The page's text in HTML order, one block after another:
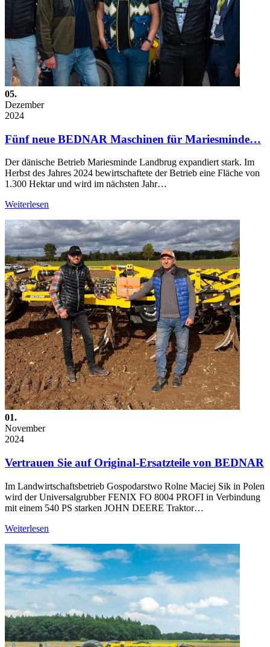
05.
Dezember
2024
Fünf neue BEDNAR Maschinen für Mariesminde…
Der dänische Betrieb Mariesminde Landbrug expandiert stark. Im
Herbst des Jahres 2024 bewirtschaftete der Betrieb eine Fläche von
1.300 Hektar und wird im nächsten Jahr…
Weiterlesen
01.
November
2024
Vertrauen Sie auf Original-Ersatzteile von BEDNAR
Im Landwirtschaftsbetrieb Gospodarstwo Rolne Maciej Sik in Polen
wird der Universalgrubber FENIX FO 8004 PROFI in Verbindung
mit einem 540 PS starken JOHN DEERE Traktor…
Weiterlesen